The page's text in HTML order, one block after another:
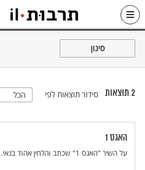
Skip
כל האתר
סינון
2 תוצאות סידור תוצאות לפי הכל
האגס 1
על השיר "האגס 1" שכתב והלחין אהוד בנאי.